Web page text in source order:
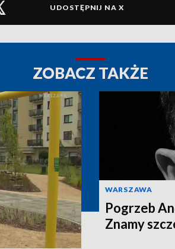
UDOSTĘPNIJ NA X
ZOBACZ TAKŻE
WARSZAWA
Pogrzeb
Znamy